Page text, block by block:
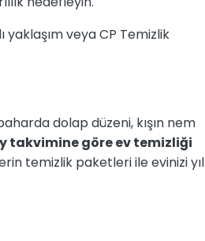
yaklaşım veya CP Temizlik
dolap düzeni, kışın nem
takvimine göre ev temizliği
temizlik paketleri ile evinizi yıl